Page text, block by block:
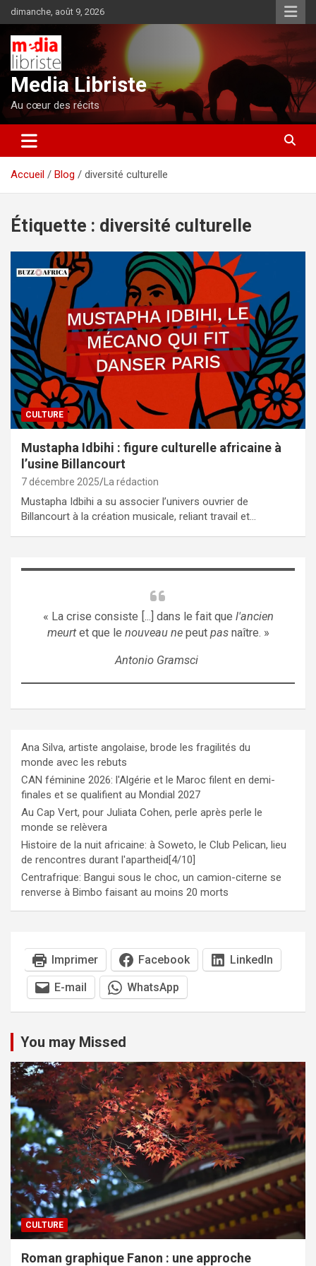
Aller
au
contenu
dimanche, août 9, 2026
Media Libriste
Au cœur des récits
Accueil Blog diversité culturelle
Étiquette : diversité culturelle
CULTURE
Mustapha Idbihi : figure culturelle africaine à
l’usine Billancourt
7 décembre 2025 La rédaction
Mustapha Idbihi a su associer l’univers ouvrier de
Billancourt à la création musicale, reliant travail et…
« La crise consiste [...] dans le fait que l'ancien
meurtet que le nouveau nepeut pasnaître. »
Antonio Gramsci
Ana Silva, artiste angolaise, brode les fragilités du
monde avec les rebuts
CAN féminine 2026: l'Algérie et le Maroc filent en demi-
finales et se qualifient au Mondial 2027
Au Cap Vert, pour Juliata Cohen, perle après perle le
monde se relèvera
Histoire de la nuit africaine: à Soweto, le Club Pelican, lieu
de rencontres durant l'apartheid[4/10]
Centrafrique: Bangui sous le choc, un camion-citerne se
renverse à Bimbo faisant au moins 20 morts
Imprimer Facebook LinkedIn
E-mail WhatsApp
You may Missed
CULTURE
Roman graphique Fanon : une approche